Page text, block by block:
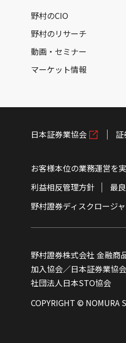
野村のCIO
野村のリサーチ
動画・セミナー
マーケット情報
日本証券業協会
お客様本位の業務運営を
利益相反管理方針
最
野村證券ディスクロージ
野村證券株式会社 金融商
加入協会／日本証券業協
社団法人日本STO協会
COPYRIGHT © NOMURA